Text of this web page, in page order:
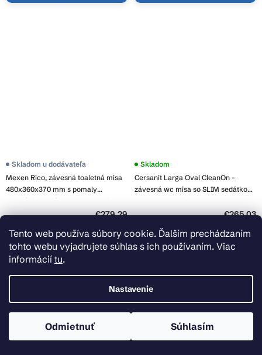
Tento web používa súbory cookie. Ďalším prechádzaním
tohto webu vyjadrujete súhlas s ich používaním. Viac
informácií tu.
Nastavenie
Odmietnuť Súhlasím
Mexen Rico, závesná toaletná misa
480x360x370 mm s pomaly
padajúcim sedátkom, cappuccino
matná, 30724064
Skladom u dodávateľa
€279,29
Do košíka
Cersanit Larga Oval CleanOn -
závesná wc misa so SLIM sedátkom
Skladom
€265,03
Do košíka